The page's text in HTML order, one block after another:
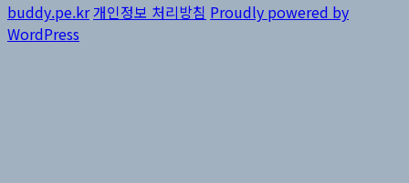
buddy.pe.kr개인정보 처리방침 Proudly powered by
WordPress